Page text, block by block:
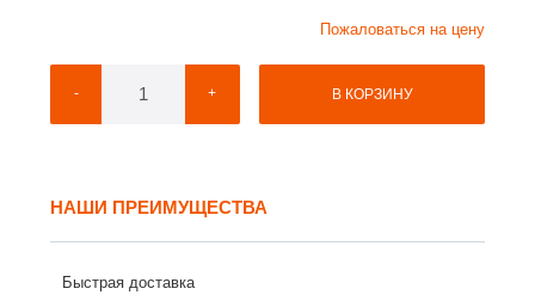
Пожаловаться на цену
- + В КОРЗИНУ
НАШИ ПРЕИМУЩЕСТВА
Быстрая доставка